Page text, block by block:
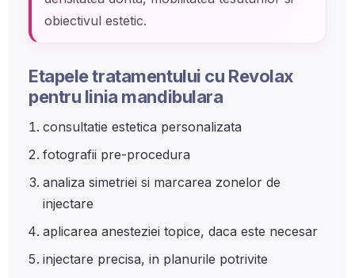
obiectivul estetic.
Etapele tratamentului cu Revolax
pentru linia mandibulara
consultatie estetica personalizata
fotografii pre-procedura
analiza simetriei si marcarea zonelor de
injectare
aplicarea anesteziei topice, daca este necesar
injectare precisa, in planurile potrivite